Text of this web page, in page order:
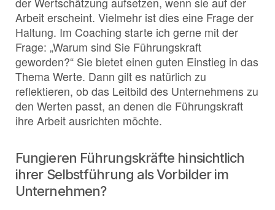
Arbeit erscheint. Vielmehr ist dies eine Frage der
Haltung. Im Coaching starte ich gerne mit der
Frage: „Warum sind Sie Führungskraft
geworden?“ Sie bietet einen guten Einstieg in das
Thema Werte. Dann gilt es natürlich zu
reflektieren, ob das Leitbild des Unternehmens zu
den Werten passt, an denen die Führungskraft
ihre Arbeit ausrichten möchte.
Fungieren Führungskräfte hinsichtlich
ihrer Selbstführung als Vorbilder im
Unternehmen?